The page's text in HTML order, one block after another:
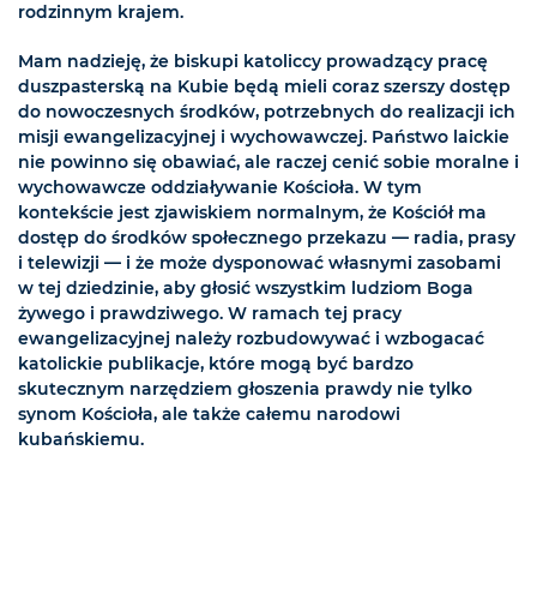
rodzinnym krajem.
Mam nadzieję, że biskupi katoliccy prowadzący pracę
duszpasterską na Kubie będą mieli coraz szerszy dostęp
do nowoczesnych środków, potrzebnych do realizacji ich
misji ewangelizacyjnej i wychowawczej. Państwo laickie
nie powinno się obawiać, ale raczej cenić sobie moralne i
wychowawcze oddziaływanie Kościoła. W tym
kontekście jest zjawiskiem normalnym, że Kościół ma
dostęp do środków społecznego przekazu — radia, prasy
i telewizji — i że może dysponować własnymi zasobami
w tej dziedzinie, aby głosić wszystkim ludziom Boga
żywego i prawdziwego. W ramach tej pracy
ewangelizacyjnej należy rozbudowywać i wzbogacać
katolickie publikacje, które mogą być bardzo
skutecznym narzędziem głoszenia prawdy nie tylko
synom Kościoła, ale także całemu narodowi
kubańskiemu.